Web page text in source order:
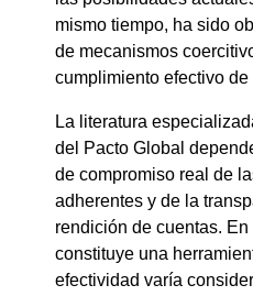
mismo tiempo, ha sido
de mecanismos
cumplimiento efectivo
La literatura
del Pacto Global
de compromiso real de
adherentes y de la
rendición de cuentas.
constituye una
efectividad varía